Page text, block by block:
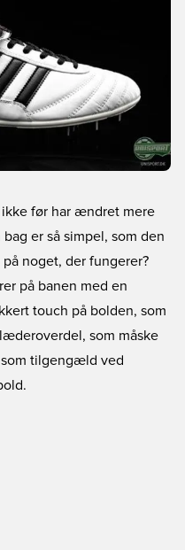
ikke før har ændret mere
er så simpel, som den
noget, der fungerer?
på banen med en
touch på bolden, som
som måske
tilgengæld ved